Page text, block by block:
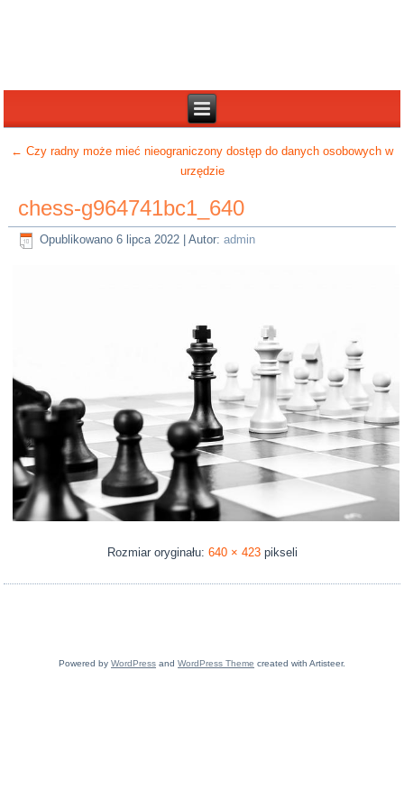
← Czy radny może mieć nieograniczony dostęp do danych osobowych w
urzędzie
chess-g964741bc1_640
Opublikowano 6 lipca 2022 |Autor: admin
Rozmiar oryginału: 640 × 423pikseli
Powered by WordPress and WordPress Theme created with Artisteer.